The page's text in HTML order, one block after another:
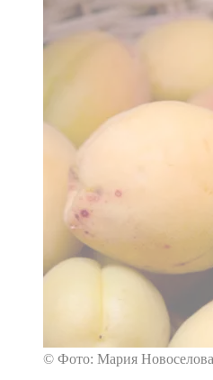
© Фото: Мария